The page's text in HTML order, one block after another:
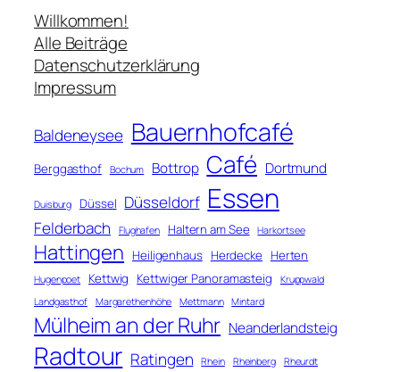
c
h
e
n
Willkommen!
Alle Beiträge
Datenschutzerklärung
Impressum
Baldeneysee Bauernhofcafé
Berggasthof Bochum Bottrop Café Dortmund
Duisburg Düssel Düsseldorf Essen
Felderbach Flughafen Haltern am See Harkortsee
Hattingen Heiligenhaus Herdecke Herten
Hugenpoet Kettwig Kettwiger Panoramasteig
Kruppwald
Landgasthof
Margarethenhöhe Mettmann Mintard
Mülheim an der Ruhr Neanderlandsteig
Radtour Ratingen Rhein Rheinberg Rheurdt